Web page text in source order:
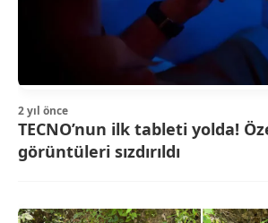
2 yıl önce
TECNO’nun ilk tableti yolda!
görüntüleri sızdırıldı